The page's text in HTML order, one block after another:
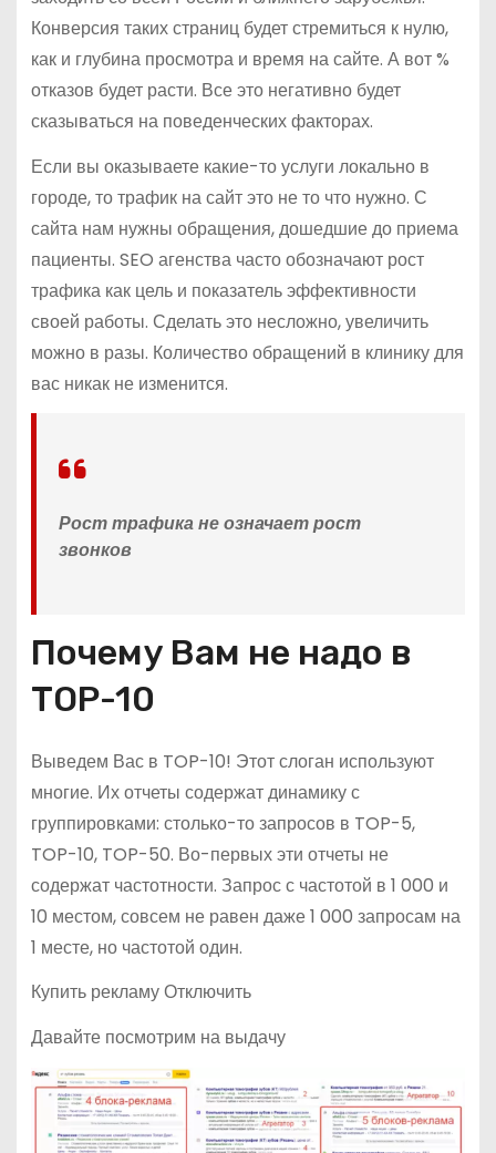
Конверсия таких страниц будет стремиться к нулю,
как и глубина просмотра и время на сайте. А вот %
отказов будет расти. Все это негативно будет
сказываться на поведенческих факторах.
Если вы оказываете какие-то услуги локально в
городе, то трафик на сайт это не то что нужно. С
сайта нам нужны обращения, дошедшие до приема
пациенты. SEO агенства часто обозначают рост
трафика как цель и показатель эффективности
своей работы. Сделать это несложно, увеличить
можно в разы. Количество обращений в клинику для
вас никак не изменится.
Рост трафика не означает рост
звонков
Почему Вам не надо в
TOP-10
Выведем Вас в TOP-10! Этот слоган используют
многие. Их отчеты содержат динамику с
группировками: столько-то запросов в TOP-5,
TOP-10, TOP-50. Во-первых эти отчеты не
содержат частотности. Запрос с частотой в 1 000 и
10 местом, совсем не равен даже 1 000 запросам на
1 месте, но частотой один.
Купить рекламу Отключить
Давайте посмотрим на выдачу